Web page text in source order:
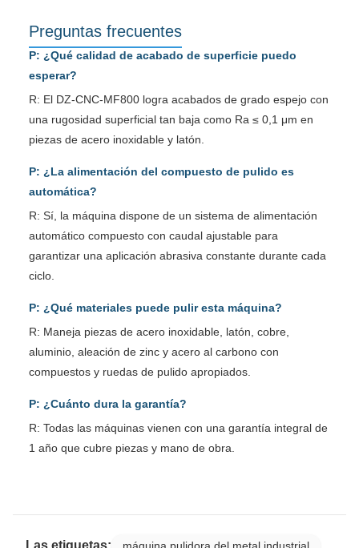
Preguntas frecuentes
P: ¿Qué calidad de acabado de superficie puedo
esperar?
R: El DZ-CNC-MF800 logra acabados de grado espejo con
una rugosidad superficial tan baja como Ra ≤ 0,1 μm en
piezas de acero inoxidable y latón.
P: ¿La alimentación del compuesto de pulido es
automática?
R: Sí, la máquina dispone de un sistema de alimentación
automático compuesto con caudal ajustable para
garantizar una aplicación abrasiva constante durante cada
ciclo.
P: ¿Qué materiales puede pulir esta máquina?
R: Maneja piezas de acero inoxidable, latón, cobre,
aluminio, aleación de zinc y acero al carbono con
compuestos y ruedas de pulido apropiados.
P: ¿Cuánto dura la garantía?
R: Todas las máquinas vienen con una garantía integral de
1 año que cubre piezas y mano de obra.
Las etiquetas: